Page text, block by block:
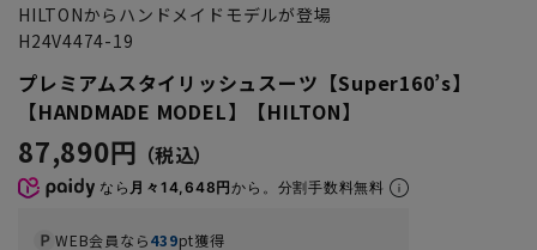
HILTONからハンドメイドモデルが登場
H24V4474-19
プレミアムスタイリッシュスーツ【Super160’s】
【HANDMADE MODEL】【HILTON】
87,890円
なら 月々14,648円から。分割手数料無料
WEB会員なら439pt獲得